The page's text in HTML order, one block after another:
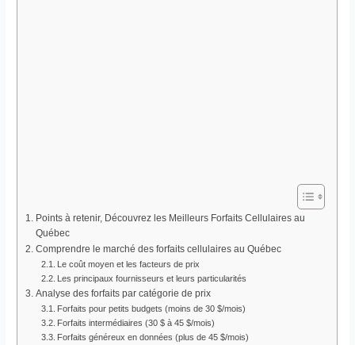
Points à retenir, Découvrez les Meilleurs Forfaits Cellulaires au
Québec
Comprendre le marché des forfaits cellulaires au Québec
Le coût moyen et les facteurs de prix
Les principaux fournisseurs et leurs particularités
Analyse des forfaits par catégorie de prix
Forfaits pour petits budgets (moins de 30 $/mois)
Forfaits intermédiaires (30 $ à 45 $/mois)
Forfaits généreux en données (plus de 45 $/mois)